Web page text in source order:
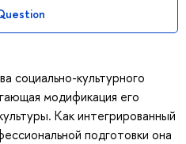
социально-культурного
модификация его
Как интегрированный
подготовки она